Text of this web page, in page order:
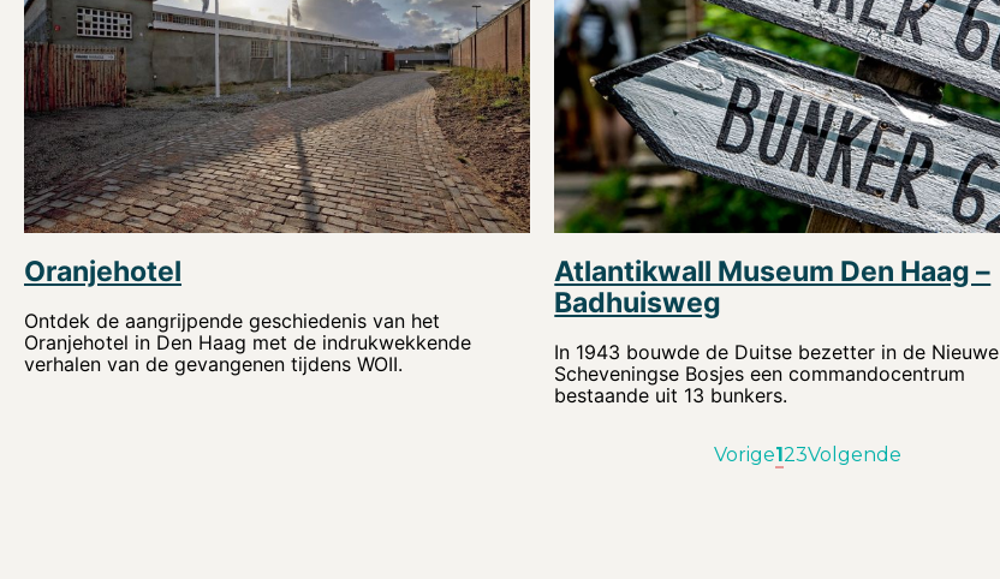
Oranjehotel
Ontdek de aangrijpende geschiedenis van het
Oranjehotel in Den Haag met de indrukwekkende
verhalen van de gevangenen tijdens WOII.
Atlantikwall Museum Den Haag –
Badhuisweg
In 1943 bouwde de Duitse bezetter in de Nieuwe
Scheveningse Bosjes een commandocentrum
bestaande uit 13 bunkers.
Vorige123Volgende